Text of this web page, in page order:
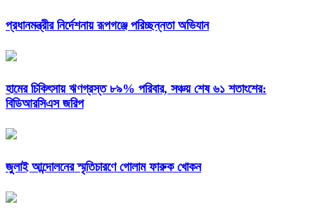
প্রধানমন্ত্রীর নির্দেশনায় রূপগঞ্জে পরিচ্ছন্নতা অভিযান
হামের চিকিৎসায় ঋণগ্রস্ত ৮৯% পরিবার, সঞ্চয় শেষ ৬১ শতাংশের:
বিডিআরসিএস জরিপ
জুলাই আন্দোলনের স্মৃতিচারণে গোলাম ফারুক খোকন